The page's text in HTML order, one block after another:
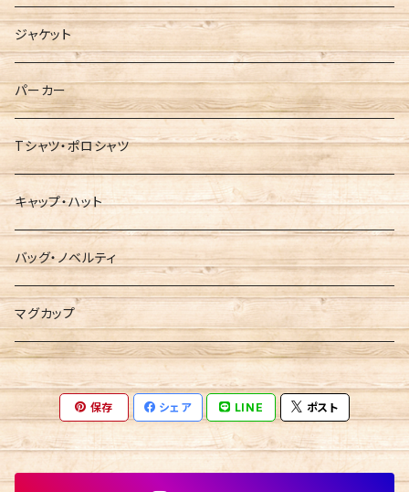
ジャケット
パーカー
Tシャツ・ポロシャツ
キャップ・ハット
バッグ・ノベルティ
マグカップ
保存 シェア LINE ポスト